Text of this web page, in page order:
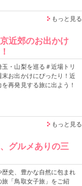
もっと見る
近郊のお出かけ
玉・山梨を巡る＃近場トリ
末お出かけにぴったり！近
を再発見する旅に出よう！
もっと見る
グルメありの三
歴史、豊かな自然に包まれ
旅「鳥取女子旅」をご紹